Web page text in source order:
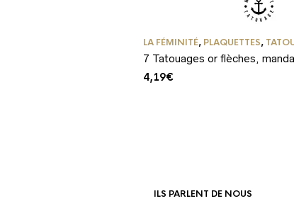
LA FÉMINITÉ, PLAQUETTES,
7 Tatouages or flèches,
4,19€
ILS PARLENT DE NOUS